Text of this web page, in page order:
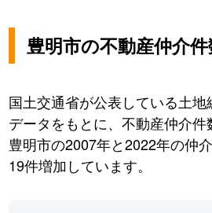
豊明市の不動産仲介
国土交通省が公表している土
データをもとに、不動産仲介件
豊明市の2007年と2022年の仲
19件増加しています。